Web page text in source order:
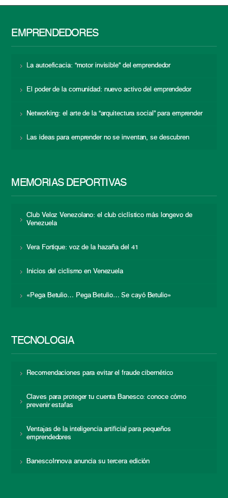
EMPRENDEDORES
La autoeficacia: “motor invisible” del emprendedor
El poder de la comunidad: nuevo activo del emprendedor
Networking: el arte de la “arquitectura social” para emprender
Las ideas para emprender no se inventan, se descubren
MEMORIAS DEPORTIVAS
Club Veloz Venezolano: el club ciclístico más longevo de
Venezuela
Vera Fortique: voz de la hazaña del 41
Inicios del ciclismo en Venezuela
«Pega Betulio… Pega Betulio… Se cayó Betulio»
TECNOLOGÍA
Recomendaciones para evitar el fraude cibernético
Claves para proteger tu cuenta Banesco: conoce cómo
prevenir estafas
Ventajas de la inteligencia artificial para pequeños
emprendedores
BanescoInnova anuncia su tercera edición